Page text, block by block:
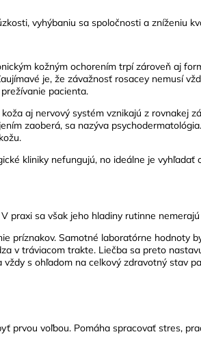
vyhýbaniu sa spoločnosti a zníženiu
kožným ochorením trpí zároveň aj
je, že závažnosť rosacey nemusí
pacienta.
aj nervový systém vznikajú z rovnakej
zaoberá, sa nazýva
kliniky nefungujú, no ideálne je vyhľadať
V praxi sa však jeho hladiny rutinne
príznakov. Samotné laboratórne hodnoty
v tráviacom trakte. Liečba sa preto
s ohľadom na celkový zdravotný stav
prvou voľbou. Pomáha spracovať stres,